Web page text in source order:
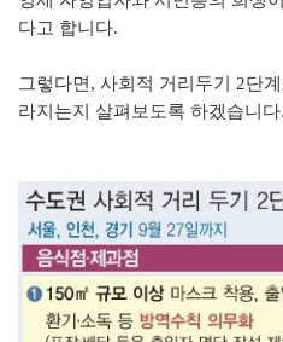
다고 합니다.
그렇다면, 사회적 거리두기 2단
라지는지 살펴보도록 하겠습니다.